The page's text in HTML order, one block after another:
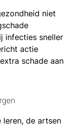
niet
infecties sneller
actie
schade aan
de artsen